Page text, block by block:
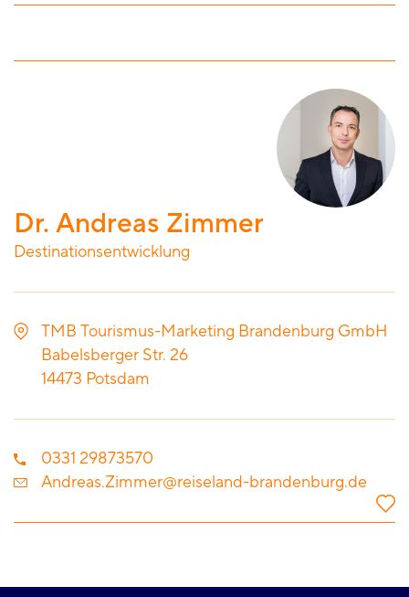
Dr. Andreas Zimmer
Destinationsentwicklung
TMB Tourismus-Marketing Brandenburg GmbH
Babelsberger Str. 26
14473 Potsdam
0331 29873570
Andreas.Zimmer@reiseland-brandenburg.de